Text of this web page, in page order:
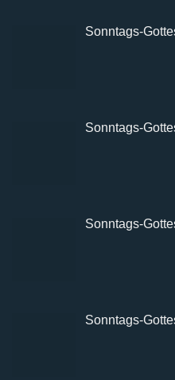
Sonntags-
Sonntags-
Sonntags-
Sonntags-